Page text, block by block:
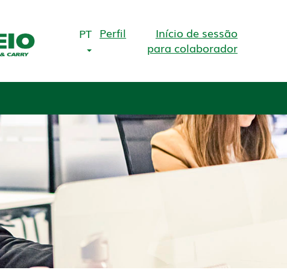
PT Perfil
Início de sessão
para colaborador